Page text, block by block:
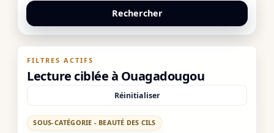
Rechercher
FILTRES ACTIFS
Lecture ciblée à Ouagadougou
Réinitialiser
SOUS-CATÉGORIE - BEAUTÉ DES CILS